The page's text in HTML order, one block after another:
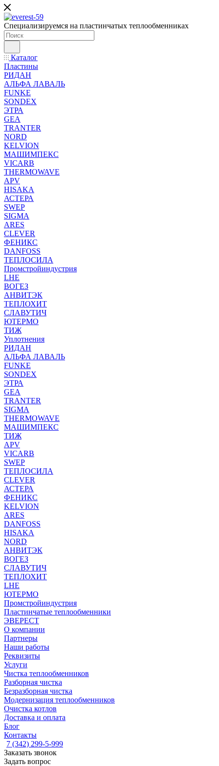
Специализируемся на пластинчатых теплообменниках
Каталог
Пластины
РИДАН
АЛЬФА ЛАВАЛЬ
FUNKE
SONDEX
ЭТРА
GEA
TRANTER
NORD
KELVION
МАШИМПЕКС
VICARB
THERMOWAVE
APV
HISAKA
АСТЕРА
SWEP
SIGMA
ARES
CLEVER
ФЕНИКС
DANFOSS
ТЕПЛОСИЛА
Промстройиндустрия
LHE
ВОГЕЗ
АНВИТЭК
ТЕПЛОХИТ
СЛАВУТИЧ
ЮТЕРМО
ТИЖ
Уплотнения
РИДАН
АЛЬФА ЛАВАЛЬ
FUNKE
SONDEX
ЭТРА
GEA
TRANTER
SIGMA
THERMOWAVE
МАШИМПЕКС
ТИЖ
APV
VICARB
SWEP
ТЕПЛОСИЛА
CLEVER
АСТЕРА
ФЕНИКС
KELVION
ARES
DANFOSS
HISAKA
NORD
АНВИТЭК
ВОГЕЗ
СЛАВУТИЧ
ТЕПЛОХИТ
LHE
ЮТЕРМО
Промстройиндустрия
Пластинчатые теплообменники
ЭВЕРЕСТ
О компании
Партнеры
Наши работы
Реквизиты
Услуги
Чистка теплообменников
Разборная чистка
Безразборная чистка
Модернизация теплообменников
Очистка котлов
Доставка и оплата
Блог
Контакты
7 (342) 299-5-999
Заказать звонок
Задать вопрос